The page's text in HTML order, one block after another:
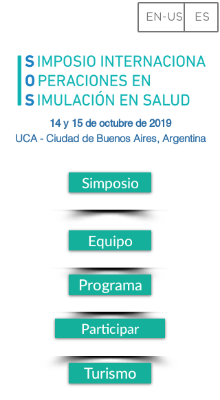
EN-US ES
14 y 15 de octubre de 2019
UCA - Ciudad de BuenosAires, Argentina
Simposio
Equipo
Programa
Participar
Turismo